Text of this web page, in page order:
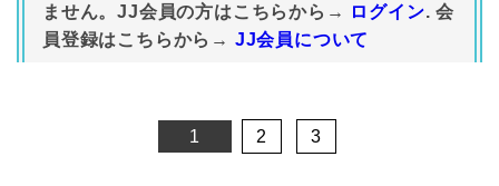
ません。JJ会員の方はこちらから→
ログイン. 会
員登録はこちらから→ JJ会員について
1 2 3